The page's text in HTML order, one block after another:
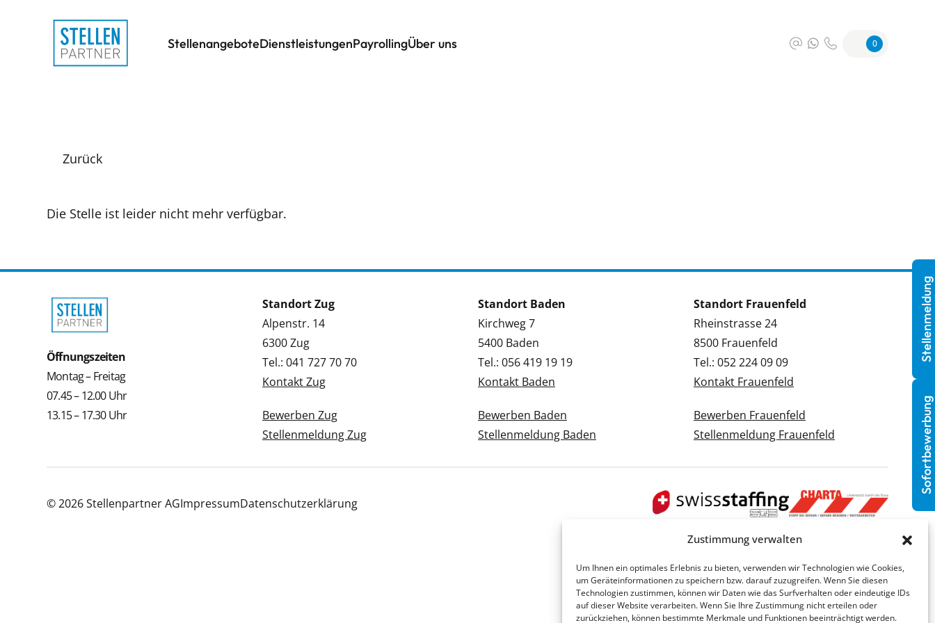
Zustimmung verwalten
Um Ihnen ein optimales Erlebnis zu bieten, verwenden wir Technologien wie Cookies,
um Geräteinformationen zu speichern bzw. darauf zuzugreifen. Wenn Sie diesen
Technologien zustimmen, können wir Daten wie das Surfverhalten oder eindeutige IDs
auf dieser Website verarbeiten. Wenn Sie Ihre Zustimmung nicht erteilen oder
zurückziehen, können bestimmte Merkmale und Funktionen beeinträchtigt werden.
StellenangeboteDienstleistungenPayrollingÜber uns 0
Zurück
Die Stelle ist leider nicht mehr verfügbar.
Öffnungszeiten
Montag – Freitag
07.45 – 12.00 Uhr
13.15 – 17.30 Uhr
Standort Zug
Alpenstr. 14
6300 Zug
Tel.: 041 727 70 70
Kontakt Zug
Bewerben Zug
Stellenmeldung Zug
Standort Baden
Kirchweg 7
5400 Baden
Tel.: 056 419 19 19
Kontakt Baden
Bewerben Baden
Stellenmeldung Baden
Standort Frauenfeld
Rheinstrasse 24
8500 Frauenfeld
Tel.: 052 224 09 09
Kontakt Frauenfeld
Bewerben Frauenfeld
Stellenmeldung Frauenfeld
© 2026 Stellenpartner AGImpressumDatenschutzerklärung
Sofortbewerbung
Stellenmeldung